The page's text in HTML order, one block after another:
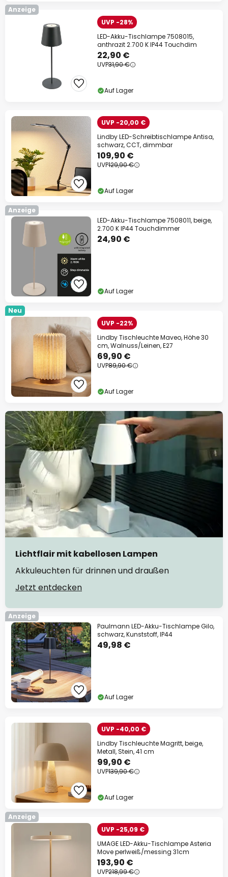
Anzeige
UVP -28%
LED-Akku-Tischlampe 7508015,
anthrazit 2.700 K IP44 Touchdim
22,90 €
UVP31,90 €
Auf Lager
UVP -20,00 €
Lindby LED-Schreibtischlampe Antisa,
schwarz, CCT, dimmbar
109,90 €
UVP129,90 €
Auf Lager
Anzeige
LED-Akku-Tischlampe 7508011, beige,
2.700 K IP44 Touchdimmer
24,90 €
Auf Lager
Neu
UVP -22%
Lindby Tischleuchte Maveo, Höhe 30
cm, Walnuss/Leinen, E27
69,90 €
UVP89,90 €
Auf Lager
Lichtflair mit kabellosen Lampen
Akkuleuchten für drinnen und draußen
Jetzt entdecken
Anzeige
Paulmann LED-Akku-Tischlampe Gilo,
schwarz, Kunststoff, IP44
49,98 €
Auf Lager
UVP -40,00 €
Lindby Tischleuchte Magritt, beige,
Metall, Stein, 41 cm
99,90 €
UVP139,90 €
Auf Lager
Anzeige
UVP -25,09 €
UMAGE LED-Akku-Tischlampe Asteria
Move perlweiß/messing 31cm
193,90 €
UVP218,99 €